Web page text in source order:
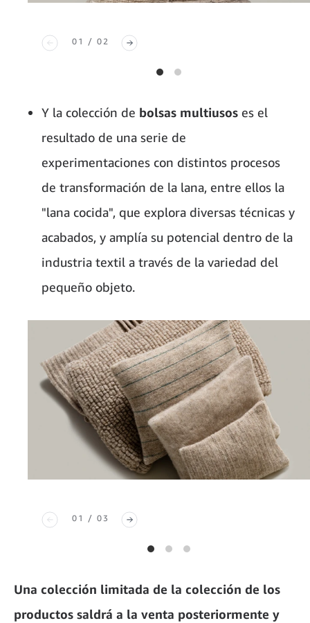
01 / 02
Y la colección de bolsas multiusos es el
resultado de una serie de
experimentaciones con distintos procesos
de transformación de la lana, entre ellos la
"lana cocida", que explora diversas técnicas y
acabados, y amplía su potencial dentro de la
industria textil a través de la variedad del
pequeño objeto.
01 / 03
Una colección limitada de la colección de los
productos saldrá a la venta posteriormente y